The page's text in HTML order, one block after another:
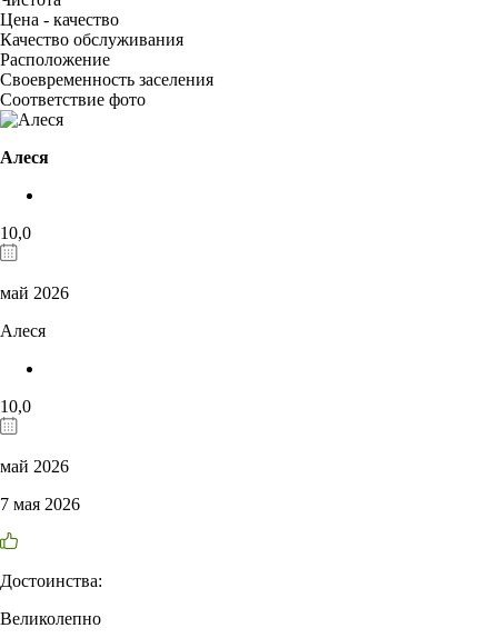
Цена - качество
Качество обслуживания
Расположение
Своевременность заселения
Соответствие фото
Алеся
10,0
май 2026
Алеся
10,0
май 2026
7 мая 2026
Достоинства:
Великолепно